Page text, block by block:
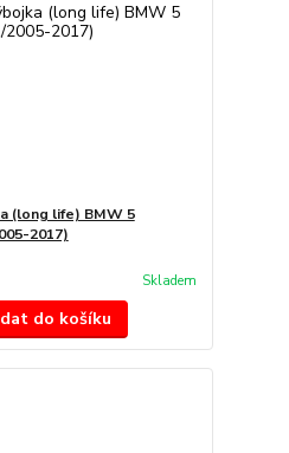
(long life) BMW 5
2017)
Skladem
do košíku